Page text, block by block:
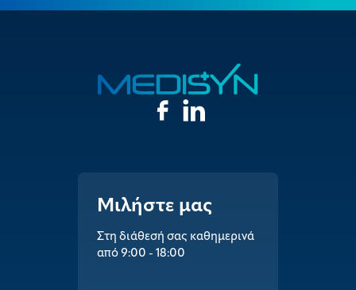
Μιλήστε μας
Στη διάθεσή σας καθημερινά
από 9:00 - 18:00